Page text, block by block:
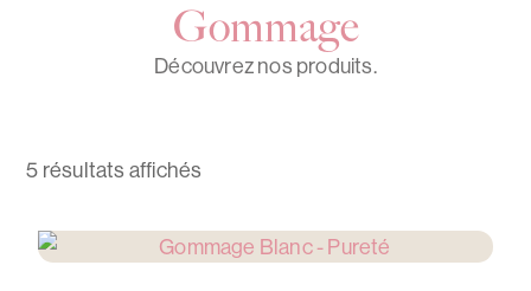
Gommage
Découvrez nos produits.
5 résultats affichés